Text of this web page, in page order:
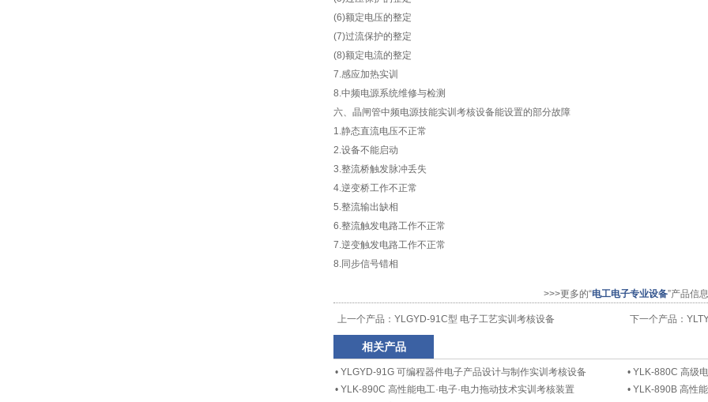
(6)额定电压的整定
(7)过流保护的整定
(8)额定电流的整定
7.感应加热实训
8.中频电源系统维修与检测
六、晶闸管中频电源技能实训考核设备能设置的部分故障
1.静态直流电压不正常
2.设备不能启动
3.整流桥触发脉冲丢失
4.逆变桥工作不正常
5.整流输出缺相
6.整流触发电路工作不正常
7.逆变触发电路工作不正常
8.同步信号错相
>>>更多的“电工电子专业设备”产品信息
上一个产品： YLGYD-91C型 电子工艺实训考核设备 下一个产品：
相关产品
• YLGYD-91G 可编程器件电子产品设计与制作实训考核设备 • YLK-880C 高级
• YLK-890C 高性能电工·电子·电力拖动技术实训考核装置 • YLK-890B 高性